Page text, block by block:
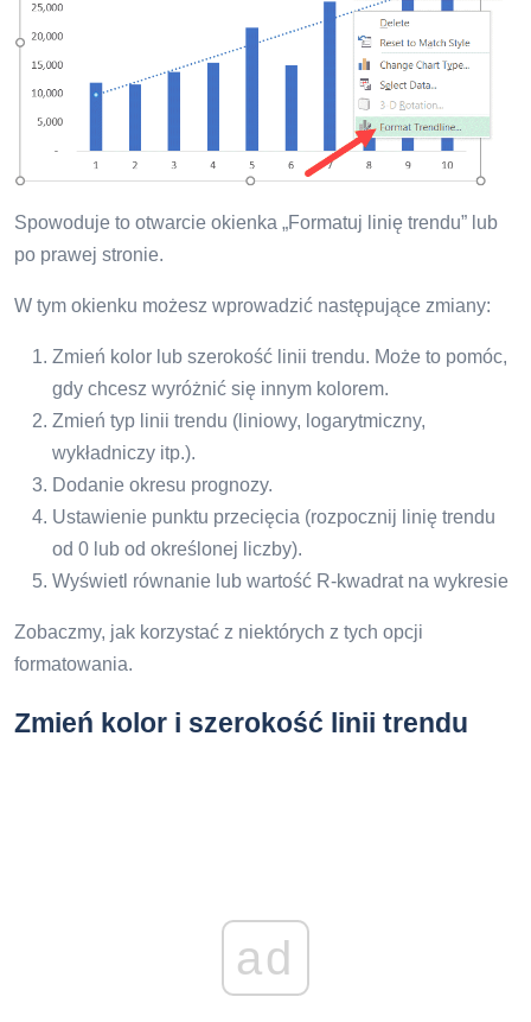
Spowoduje to otwarcie okienka „Formatuj linię trendu” lub
po prawej stronie.
W tym okienku możesz wprowadzić następujące zmiany:
Zmień kolor lub szerokość linii trendu. Może to pomóc,
gdy chcesz wyróżnić się innym kolorem.
Zmień typ linii trendu (liniowy, logarytmiczny,
wykładniczy itp.).
Dodanie okresu prognozy.
Ustawienie punktu przecięcia (rozpocznij linię trendu
od 0 lub od określonej liczby).
Wyświetl równanie lub wartość R-kwadrat na wykresie
Zobaczmy, jak korzystać z niektórych z tych opcji
formatowania.
Zmień kolor i szerokość linii trendu
ad